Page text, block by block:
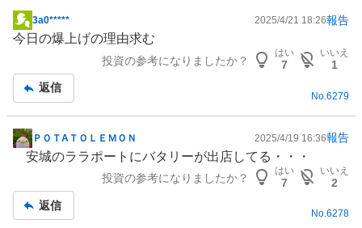
掲
示
事
3a0***** 2025/4/21 18:26報告
今日の爆上げの理由求む
投資の参考になりましたか？
はい
7
いいえ
1
返信
No.6279
掲
事
ＰＯＴAＴＯＬＥＭＯＮ 2025/4/19 16:36報告
安城のララポートにバタリーが出店してる・・・
投資の参考になりましたか？
はい
7
いいえ
2
返信
No.6278